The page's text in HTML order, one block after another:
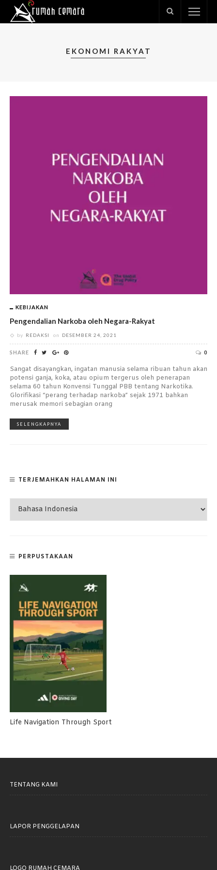
EKONOMI RAKYAT
KEBIJAKAN
Pengendalian Narkoba oleh Negara-Rakyat
by REDAKSI on DESEMBER 24, 2021
SHARE 0
Sangat disayangkan, ingatan manusia selama ribuan tahun akan
potensi ganja, koka, atau opium tergerus oleh penerapan
selama 60 tahun Konvensi Tunggal PBB tentang Narkotika.
Glorifikasi “perang terhadap narkoba” sejak 1971 bahkan
merusak memori sebagian orang
SELENGKAPNYA
TERJEMAHKAN HALAMAN INI
PERPUSTAKAAN
Life Navigation Through Sport
TENTANG KAMI
LAPOR PENGGELAPAN